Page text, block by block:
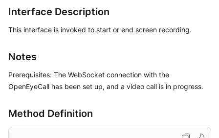
User
Details
Developer
Guide
API
Interface Description
This interface is invoked to start or end screen recording.
Notes
Prerequisites: The WebSocket connection with the
OpenEyeCall has been set up, and a video call is in progress.
Method Definition